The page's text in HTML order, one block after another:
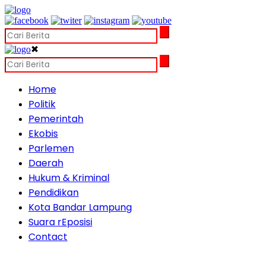
✖
Home
Politik
Pemerintah
Ekobis
Parlemen
Daerah
Hukum & Kriminal
Pendidikan
Kota Bandar Lampung
Suara rEposisi
Contact